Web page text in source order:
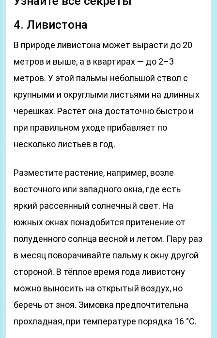
4. Ливистона
В природе ливистона может вырасти до 20
метров и выше, а в квартирах — до 2–3
метров. У этой пальмы небольшой ствол с
крупными и округлыми листьями на длинных
черешках. Растёт она достаточно быстро и
при правильном уходе прибавляет по
несколько листьев в год.
Разместите растение, например, возле
восточного или западного окна, где есть
яркий рассеянный солнечный свет. На
южных окнах понадобится притенение от
полуденного солнца весной и летом. Пару раз
в месяц поворачивайте пальму к окну другой
стороной. В тёплое время года ливистону
можно выносить на открытый воздух, но
беречь от зноя. Зимовка предпочтительна
прохладная, при температуре порядка 16 °С.